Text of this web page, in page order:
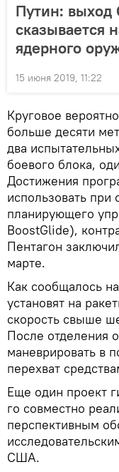
Путин:
сказывается
ядерного
15 июня 2019, 11:22
Круговое
больше десяти
два
боевого блока,
Достижения
использовать при
планирующего
BoostGlide),
Пентагон
марте.
Как сообщалось
установят на
скорость свыше
После отделения
маневрировать в
перехват
Еще один проект
го совместно
перспективным
США.